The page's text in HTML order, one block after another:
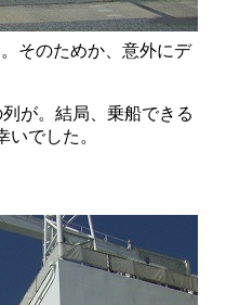
そのためか、意外にデ
が。結局、乗船できる
でした。